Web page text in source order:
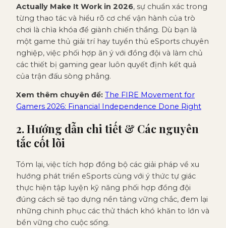
Actually Make It Work in 2026, sự chuẩn xác trong
từng thao tác và hiểu rõ cơ chế vận hành của trò
chơi là chìa khóa để giành chiến thắng. Dù bạn là
một game thủ giải trí hay tuyển thủ eSports chuyên
nghiệp, việc phối hợp ăn ý với đồng đội và làm chủ
các thiết bị gaming gear luôn quyết định kết quả
của trận đấu sòng phẳng.
Xem thêm chuyên đề: The FIRE Movement for
Gamers 2026: Financial Independence Done Right
2. Hướng dẫn chi tiết & Các nguyên
tắc cốt lõi
Tóm lại, việc tích hợp đồng bộ các giải pháp về xu
hướng phát triển eSports cùng với ý thức tự giác
thực hiện tập luyện kỹ năng phối hợp đồng đội
đúng cách sẽ tạo dựng nền tảng vững chắc, đem lại
những chinh phục các thử thách khó khăn to lớn và
bền vững cho cuộc sống.